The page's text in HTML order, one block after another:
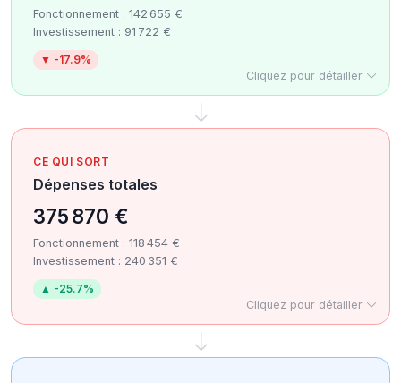
Fonctionnement : 142 655 €
Investissement : 91 722 €
▼ -17.9%
Cliquez pour détailler
CE QUI SORT
Dépenses totales
375 870 €
Fonctionnement : 118 454 €
Investissement : 240 351 €
▲ -25.7%
Cliquez pour détailler